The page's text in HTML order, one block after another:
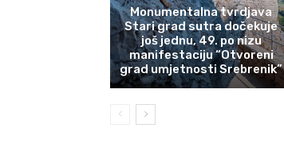
Monumentalna tvrdjava
Stari grad sutra dočekuje
još jednu, 49. po nizu
manifestaciju “Otvoreni
grad umjetnosti Srebrenik”